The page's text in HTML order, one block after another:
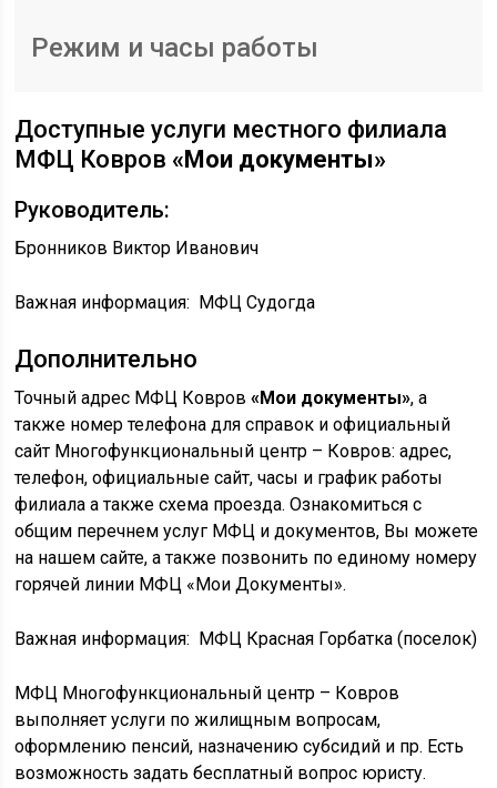
Режим и часы работы
Доступные услуги местного филиала
МФЦ Ковров «Мои документы»
Руководитель:
Бронников Виктор Иванович
Важная информация: МФЦ Судогда
Дополнительно
Точный адрес МФЦ Ковров«Мои документы», а
также номер телефона для справок и официальный
сайт Многофункциональный центр – Ковров: адрес,
телефон, официальные сайт, часы и график работы
филиала а также схема проезда. Ознакомиться с
общим перечнем услуг МФЦ и документов, Вы можете
на нашем сайте, а также позвонить по единому номеру
горячей линии МФЦ «Мои Документы».
Важная информация: МФЦ Красная Горбатка (поселок)
МФЦ Многофункциональный центр – Ковров
выполняет услуги по жилищным вопросам,
оформлению пенсий, назначению субсидий и пр. Есть
возможность задать бесплатный вопрос юристу.